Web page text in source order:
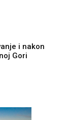
i nakon
Gori